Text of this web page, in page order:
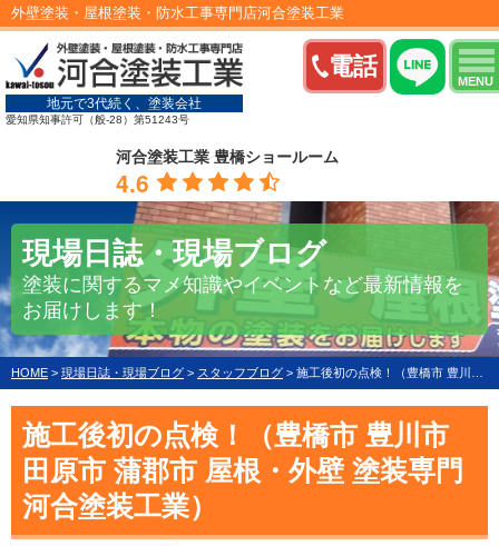
電話
MENU
外壁塗装・屋根塗装・防水工事専門店河合塗装工業
地元で3代続く、塗装会社
愛知県知事許可（般-28）第51243号
河合塗装工業 豊橋ショールーム
4.6
現場日誌・現場ブログ
塗装に関するマメ知識やイベントなど最新情報を
お届けします！
HOME > 現場日誌・現場ブログ > スタッフブログ > 施工後初の点検！（豊橋市 豊川市 田原市 蒲郡市 屋根・外壁 塗装専門 河合塗装工業）
施工後初の点検！（豊橋市 豊川市
田原市 蒲郡市 屋根・外壁 塗装専門
河合塗装工業）